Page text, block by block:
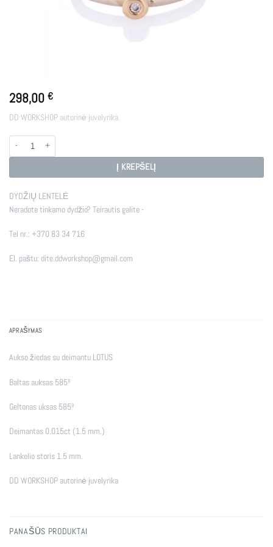
298,00 €
DD WORKSHOP autorinė juvelyrika.
produkto kiekis: LOTUS GO
Į KREPŠELĮ
DYDŽIŲ LENTELĖ
Neradote tinkamo dydžio? Teirautis galite -
Tel nr.: +370 83 34 716
El. paštu: dite.ddworkshop@gmail.com
APRAŠYMAS
Aukso žiedas su deimantu LOTUS
Baltas auksas 585º
Geltonas uksas 585º
Deimantas 0.015ct (1.5 mm.)
Lankelio storis 1.5 mm.
DD WORKSHOP autorinė juvelyrika
PANAŠŪS PRODUKTAI